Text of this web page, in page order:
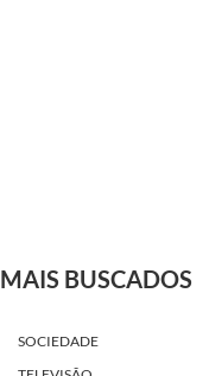
MAIS BUSCADOS
SOCIEDADE